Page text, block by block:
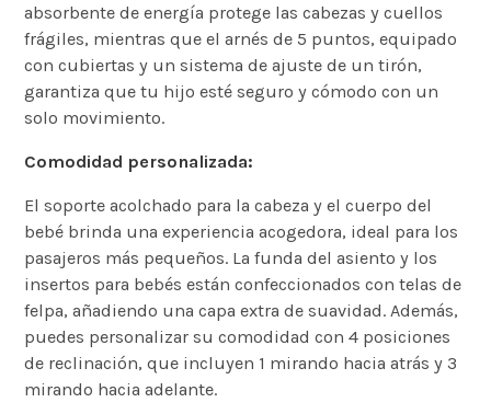
absorbente de energía protege las cabezas y cuellos
frágiles, mientras que el arnés de 5 puntos, equipado
con cubiertas y un sistema de ajuste de un tirón,
garantiza que tu hijo esté seguro y cómodo con un
solo movimiento.
Comodidad personalizada:
El soporte acolchado para la cabeza y el cuerpo del
bebé brinda una experiencia acogedora, ideal para los
pasajeros más pequeños. La funda del asiento y los
insertos para bebés están confeccionados con telas de
felpa, añadiendo una capa extra de suavidad. Además,
puedes personalizar su comodidad con 4 posiciones
de reclinación, que incluyen 1 mirando hacia atrás y 3
mirando hacia adelante.